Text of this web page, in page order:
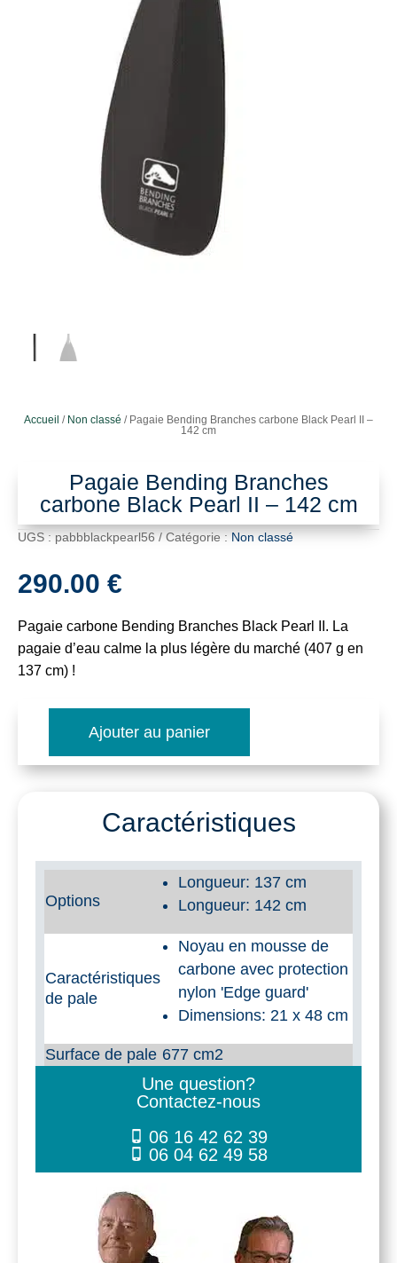
Accueil / Non classé / Pagaie Bending Branches carbone Black Pearl II –
142 cm
Pagaie Bending Branches
carbone Black Pearl II – 142 cm
UGS : pabbblackpearl56 Catégorie : Non classé
290.00 €
Pagaie carbone Bending Branches Black Pearl II. La
pagaie d’eau calme la plus légère du marché (407 g en
137 cm) !
de
carbone
142
Ajouter au panier
Caractéristiques
Options
Longueur: 137 cm
Longueur: 142 cm
Caractéristiques
de pale
Noyau en mousse de
carbone avec protection
nylon 'Edge guard'
Dimensions: 21 x 48 cm
Surface de pale 677 cm2
Une question?
Contactez-nous
06 16 42 62 39
06 04 62 49 58